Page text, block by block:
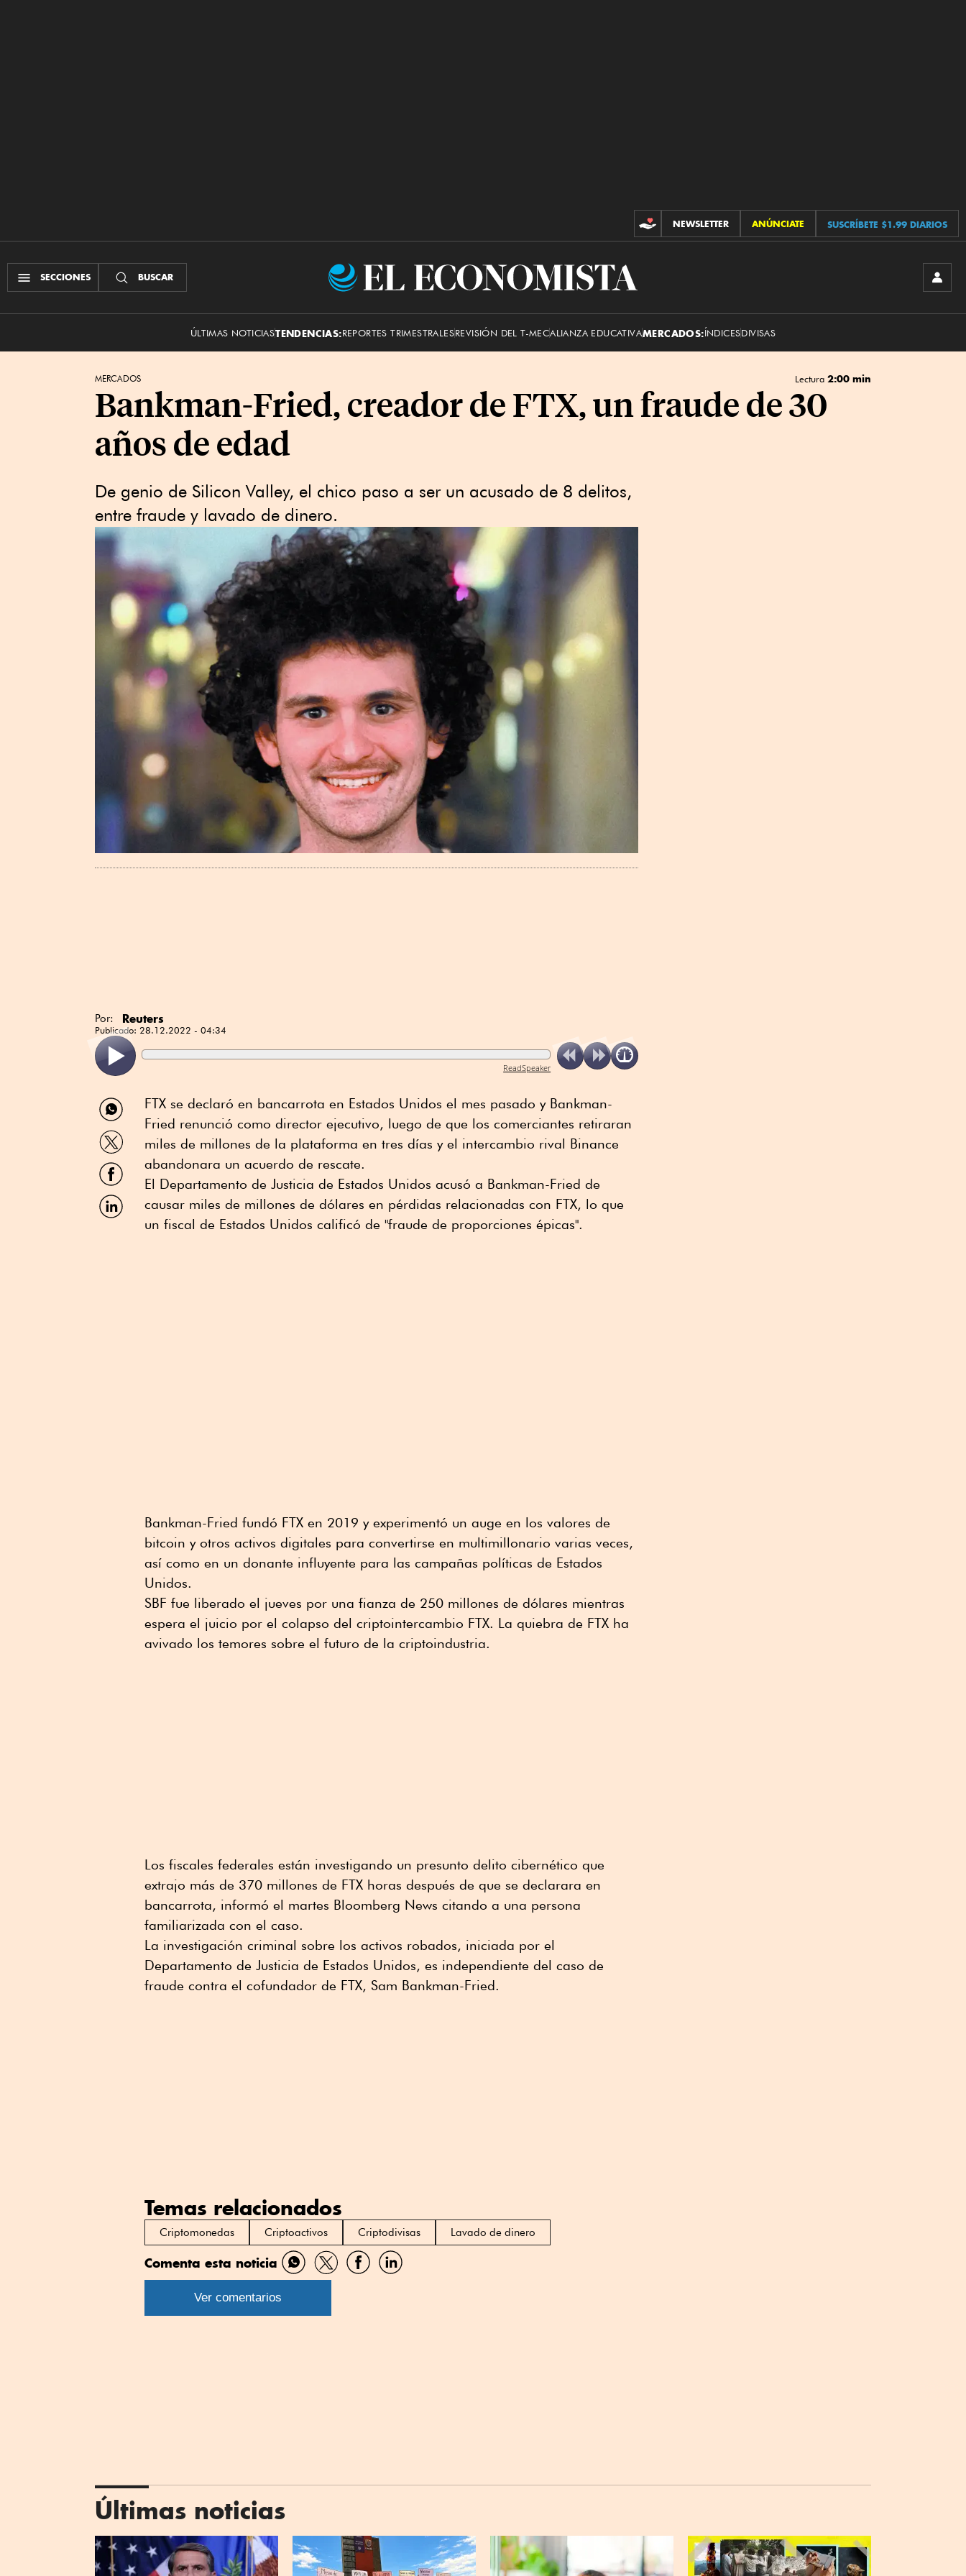
CONTRIBUCIONES
NEWSLETTER ANÚNCIATE SUSCRÍBETE $1.99 DIARIOS
SECCIONES BUSCAR
El
ÚLTIMAS NOTICIASTENDENCIAS:REPORTES TRIMESTRALESREVISIÓN DEL T-MECALIANZA EDUCATIVAMERCADOS:ÍNDICESDIVISAS
MERCADOS Lectura 2:00 min
Bankman-Fried, creador de FTX, un fraude de 30
años de edad
De genio de Silicon Valley, el chico paso a ser un acusado de 8 delitos,
entre fraude y lavado de dinero.
Por: Reuters
Publicado: 28.12.2022 - 04:34
ReadSpeaker
Compartir
por
WhatsApp
Compartir
por
Twitter
Compartir
por
Facebook
Compartir
por
FTX se declaró en bancarrota en Estados Unidos el mes pasado y Bankman-
Fried renunció como director ejecutivo, luego de que los comerciantes retiraran
miles de millones de la plataforma en tres días y el intercambio rival Binance
abandonara un acuerdo de rescate.
El Departamento de Justicia de Estados Unidos acusó a Bankman-Fried de
causar miles de millones de dólares en pérdidas relacionadas con FTX, lo que
un fiscal de Estados Unidos calificó de "fraude de proporciones épicas".
Bankman-Fried fundó FTX en 2019 y experimentó un auge en los valores de
bitcoin y otros activos digitales para convertirse en multimillonario varias veces,
así como en un donante influyente para las campañas políticas de Estados
Unidos.
SBF fue liberado el jueves por una fianza de 250 millones de dólares mientras
espera el juicio por el colapso del criptointercambio FTX. La quiebra de FTX ha
avivado los temores sobre el futuro de la criptoindustria.
Los fiscales federales están investigando un presunto delito cibernético que
extrajo más de 370 millones de FTX horas después de que se declarara en
bancarrota, informó el martes Bloomberg News citando a una persona
familiarizada con el caso.
La investigación criminal sobre los activos robados, iniciada por el
Departamento de Justicia de Estados Unidos, es independiente del caso de
fraude contra el cofundador de FTX, Sam Bankman-Fried.
Temas relacionados
Criptomonedas Criptoactivos Criptodivisas Lavado de dinero
Comenta esta noticia
Compartir
por
Compartir
por
CompartirCompartir
Ver comentarios
Últimas noticias